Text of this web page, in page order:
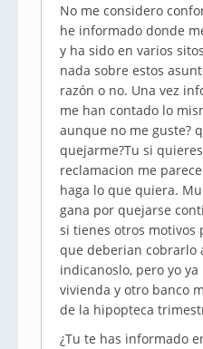
No me considero
he informado donde
y ha sido en varios
nada sobre estos
razón o no. Una vez
me han contado lo
aunque no me guste?
quejarme?Tu si
reclamacion me
haga lo que quiera.
gana por quejarse
si tienes otros motivos
que deberian cobrarlo
indicanoslo, pero yo
vivienda y otro banco
de la hipopteca
¿Tu te has informado